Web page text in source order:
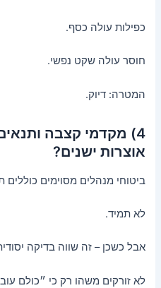
כפילות עולה כסף.
חוסר עולה שקט נפשי.
המטרה: דיוק.
4) מקדמי קצבה
אוצרות ישנים?
ביטוחי מנהלים מסוימים
לא תמיד.
אבל כשכן – זה שווה בדיקה
לא זורקים משהו רק כי ״כולם